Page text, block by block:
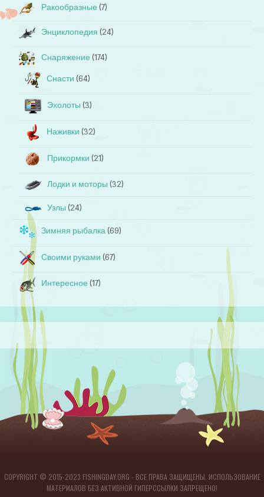
Ракообразные (7)
Энциклопедия (24)
Снаряжение (174)
Снасти (64)
Эхолоты (3)
Наживки (32)
Прикормки (21)
Лодки и моторы (32)
Узлы (24)
Зимняя рыбалка (69)
Своими руками (67)
Интересное (17)
COPYRIGHT © 2015-2023 FISHINGDAY.ORG - ВСЕ ПРАВА ЗАЩИЩЕНЫ. ИСПОЛЬЗОВАНИЕ
МАТЕРИАЛОВ БЕЗ АКТИВНОЙ ГИПЕРССЫЛКИ ЗАПРЕЩЕНО!